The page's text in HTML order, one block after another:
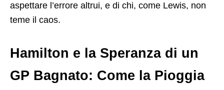
aspettare l’errore altrui, e di chi, come Lewis, non
teme il caos.
Hamilton e la Speranza di un
GP Bagnato: Come la Pioggia